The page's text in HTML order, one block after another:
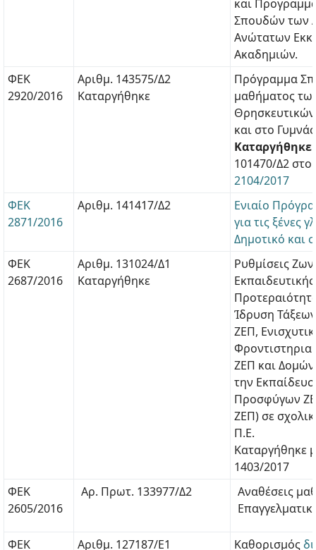
και
Σπουδών των
Ανώτατων
Ακαδημιών.
ΦΕΚ
2920/2016
Αριθμ. 143575/Δ2
Καταργήθηκε
Πρόγραμμα
μαθήματος
και στο
Καταργήθηκε
101470/Δ2 στο
2104/2017
ΦΕΚ
2871/2016
Αριθμ. 141417/Δ2
Ενιαίο
για τις ξένες
Δημοτικό και
ΦΕΚ
2687/2016
Αριθμ. 131024/Δ1
Καταργήθηκε
Ρυθμίσεις
Εκπαιδευτικής
Ίδρυση
ΖΕΠ,
ΖΕΠ και
την
Προσφύγων
ΖΕΠ) σε
Π.Ε.
Καταργήθηκε
1403/2017
ΦΕΚ
2605/2016
Αρ. Πρωτ. 133977/Δ2
Αναθέσεις
ΦΕΚ Αριθμ. 127187/Ε1 Καθορισμός